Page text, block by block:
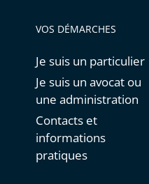
VOS DÉMARCHES
Je suis un particulier
Je suis un avocat ou
une administration
Contacts et
informations
pratiques